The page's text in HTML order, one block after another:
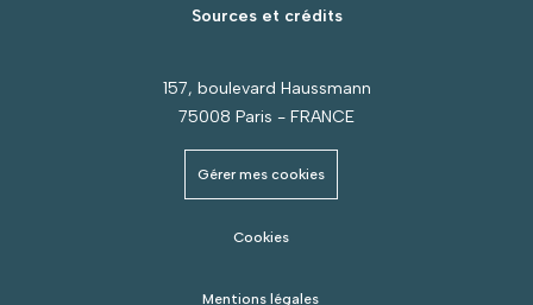
Sources et crédits
157, boulevard Haussmann
75008 Paris - FRANCE
Gérer mes cookies
Cookies
Mentions légales